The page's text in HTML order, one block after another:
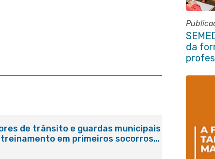
da
de trânsito e guardas municipais
em primeiros socorros